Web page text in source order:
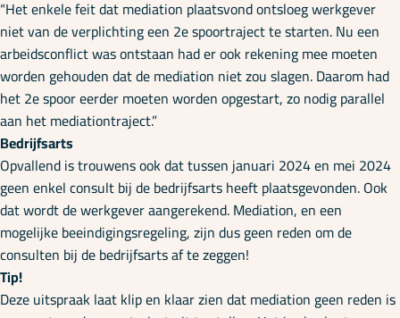
“Het enkele feit dat mediation plaatsvond ontsloeg werkgever
niet van de verplichting een 2e spoortraject te starten. Nu een
arbeidsconflict was ontstaan had er ook rekening mee moeten
worden gehouden dat de mediation niet zou slagen. Daarom had
het 2e spoor eerder moeten worden opgestart, zo nodig parallel
aan het mediationtraject.”
Bedrijfsarts
Opvallend is trouwens ook dat tussen januari 2024 en mei 2024
geen enkel consult bij de bedrijfsarts heeft plaatsgevonden. Ook
dat wordt de werkgever aangerekend. Mediation, en een
mogelijke beeindigingsregeling, zijn dus geen reden om de
consulten bij de bedrijfsarts af te zeggen!
Tip!
Deze uitspraak laat klip en klaar zien dat mediation geen reden is